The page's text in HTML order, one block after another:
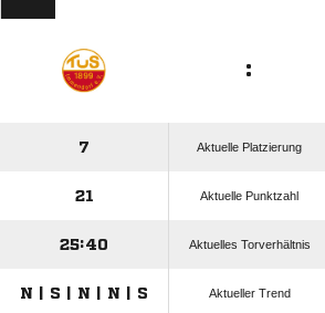
:
7 Aktuelle Platzierung
21 Aktuelle Punktzahl
25:40 Aktuelles Torverhältnis
N | S | N | N | S Aktueller Trend